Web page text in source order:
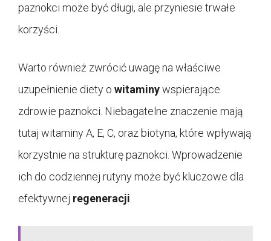
paznokci może być długi, ale przyniesie trwałe
korzyści.
Warto również zwrócić uwagę na właściwe
uzupełnienie diety o witaminywspierające
zdrowie paznokci. Niebagatelne znaczenie mają
tutaj witaminy A, E, C, oraz biotyna, które wpływają
korzystnie na strukturę paznokci. Wprowadzenie
ich do codziennej rutyny może być kluczowe dla
efektywnej regeneracji